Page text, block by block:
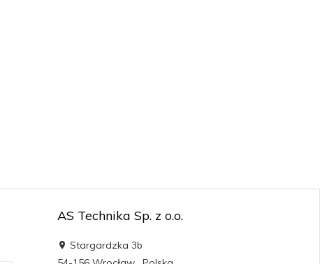
AS Technika Sp. z o.o.
Stargardzka 3b